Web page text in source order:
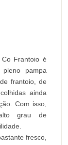
Frantoio é
pampa
frantoio, de
ainda
Com isso,
grau de
fresco,